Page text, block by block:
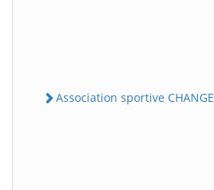
Association sportive CHANGE